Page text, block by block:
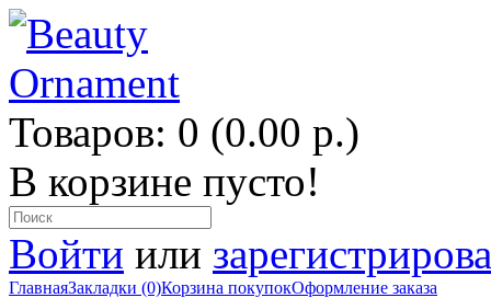
Товаров: 0 (0.00 р.)
В корзине пусто!
Войти или
ГлавнаяЗакладки (0)Корзина покупокОформление заказа